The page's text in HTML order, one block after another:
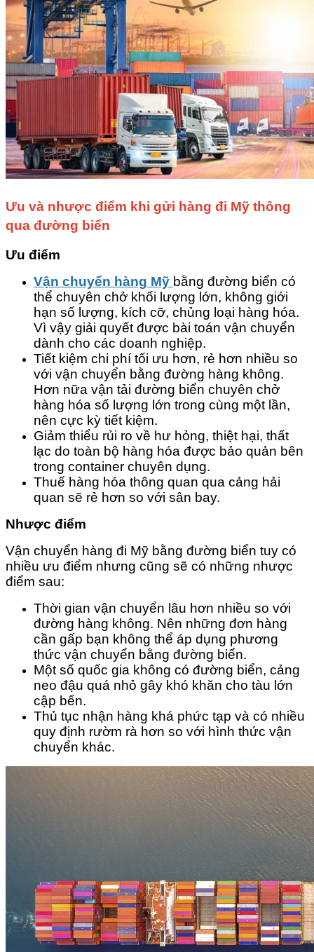
Ưu và nhược điểm khi gửi hàng đi Mỹ thông
qua đường biển
Ưu điểm
Vận chuyển hàng Mỹ bằng đường biển có
thể chuyên chở khối lượng lớn, không giới
hạn số lượng, kích cỡ, chủng loại hàng hóa.
Vì vậy giải quyết được bài toán vận chuyển
dành cho các doanh nghiệp.
Tiết kiệm chi phí tối ưu hơn, rẻ hơn nhiều so
với vận chuyển bằng đường hàng không.
Hơn nữa vận tải đường biển chuyên chở
hàng hóa số lượng lớn trong cùng một lần,
nên cực kỳ tiết kiệm.
Giảm thiểu rủi ro về hư hỏng, thiệt hại, thất
lạc do toàn bộ hàng hóa được bảo quản bên
trong container chuyên dụng.
Thuế hàng hóa thông quan qua cảng hải
quan sẽ rẻ hơn so với sân bay.
Nhược điểm
Vận chuyển hàng đi Mỹ bằng đường biển tuy có
nhiều ưu điểm nhưng cũng sẽ có những nhược
điểm sau:
Thời gian vận chuyển lâu hơn nhiều so với
đường hàng không. Nên những đơn hàng
cần gấp bạn không thể áp dụng phương
thức vận chuyển bằng đường biển.
Một số quốc gia không có đường biển, cảng
neo đậu quá nhỏ gây khó khăn cho tàu lớn
cập bến.
Thủ tục nhận hàng khá phức tạp và có nhiều
quy định rườm rà hơn so với hình thức vận
chuyển khác.